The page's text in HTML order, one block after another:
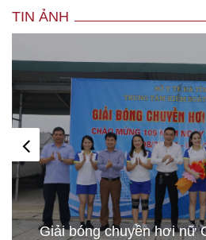
TIN ẢNH
Giải bóng chuyền hơi nữ